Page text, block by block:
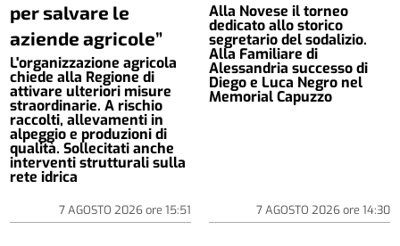
per salvare le
aziende agricole”
L'organizzazione agricola
chiede alla Regione di
attivare ulteriori misure
straordinarie. A rischio
raccolti, allevamenti in
alpeggio e produzioni di
qualità. Sollecitati anche
interventi strutturali sulla
rete idrica
7 AGOSTO 2026ore 15:51
Alla Novese il torneo
dedicato allo storico
segretario del sodalizio.
Alla Familiare di
Alessandria successo di
Diego e Luca Negro nel
Memorial Capuzzo
7 AGOSTO 2026ore 14:30